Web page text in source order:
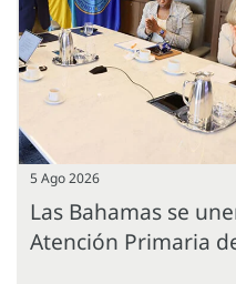
5 Ago 2026
Las Bahamas se
Atención Primaria